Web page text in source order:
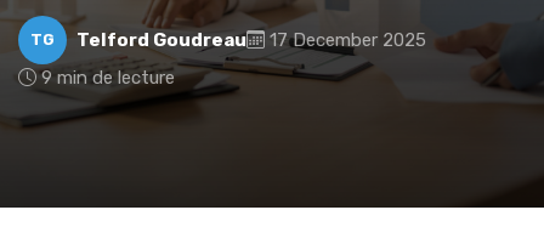
TG Telford Goudreau
17 December 2025
9 min de lecture